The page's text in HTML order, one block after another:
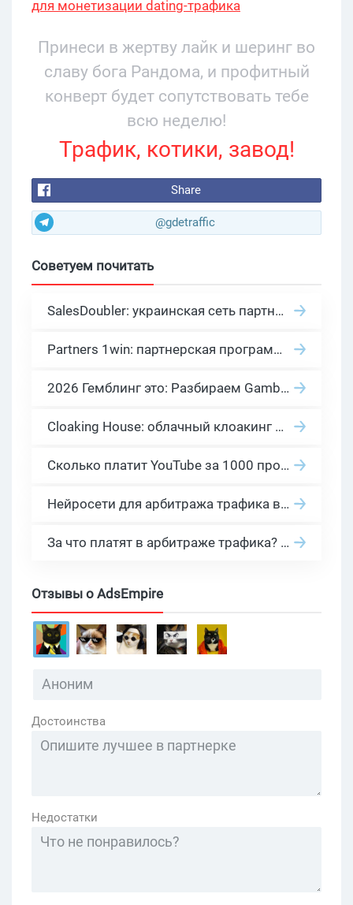
для монетизации dating-трафика
Принеси в жертву лайк и шеринг во
славу бога Рандома, и профитный
конверт будет сопутствовать тебе
всю неделю!
Трафик, котики, завод!
Share
@gdetraffic
Советуем почитать
SalesDoubler: украинская сеть партнерских программ с оплатой за действие
Partners 1win: партнерская программа казино в нише гемблинг арбитраж
2026 Гемблинг это: Разбираем Gambling вертикаль, и все что связано с гемблинг и беттинг офферами
Cloaking House: облачный клоакинг для фильтрации ботов FB и Google Ads — гайд PHP-интеграции 2026
Сколько платит YouTube за 1000 просмотров в 2026: реальные цифры от 0.5 до 36 USD по ГЕО
Нейросети для арбитража трафика в 2026: инструменты, кейсы и AI-медиабайеры
За что платят в арбитраже трафика? 30 моделей оплаты в бурж и СНГ партнерках
Отзывы о AdsEmpire
Достоинства
Недостатки